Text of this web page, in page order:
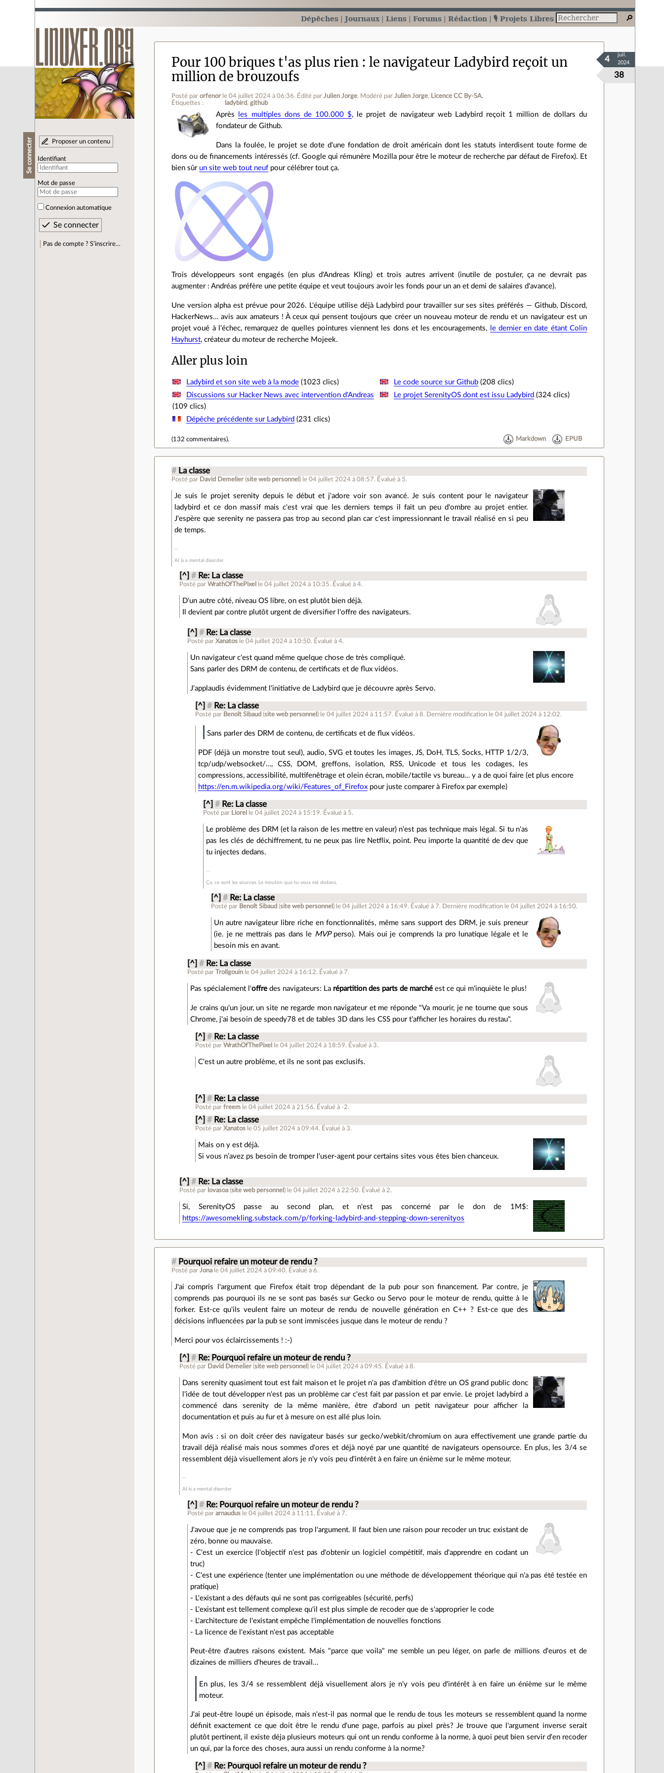
Dépêches Journaux Liens Forums Rédaction 🎙️ Projets Libres
Se connecter Proposer un contenu
Identifiant
Mot de passe
Connexion automatique
Pas de compte ? S’inscrire…
Pour 100 briques t'as plus rien : le navigateur Ladybird reçoit un
million de brouzoufs
Posté parorfenor le 04 juillet 2024 à 06:36. Édité parJulien Jorge. Modéré parJulien Jorge. Licence CC By‑SA.
Étiquettes :
ladybird github
38
4
juil.
2024
Après les multiples dons de 100.000 $, le projet de navigateur web Ladybird reçoit 1 million de dollars du
fondateur de Github.
Dans la foulée, le projet se dote d'une fondation de droit américain dont les statuts interdisent toute forme de
dons ou de financements intéressés (cf. Google qui rémunère Mozilla pour être le moteur de recherche par défaut de Firefox). Et
bien sûr un site web tout neuf pour célébrer tout ça.
Trois développeurs sont engagés (en plus d'Andreas Kling) et trois autres arrivent (inutile de postuler, ça ne devrait pas
augmenter : Andréas préfère une petite équipe et veut toujours avoir les fonds pour un an et demi de salaires d'avance).
Une version alpha est prévue pour 2026. L'équipe utilise déjà Ladybird pour travailler sur ses sites préférés — Github, Discord,
HackerNews… avis aux amateurs ! À ceux qui pensent toujours que créer un nouveau moteur de rendu et un navigateur est un
projet voué à l'échec, remarquez de quelles pointures viennent les dons et les encouragements,
le dernier en date étant Colin
Hayhurst, créateur du moteur de recherche Mojeek.
Aller plus loin
Ladybird et son site web à la mode(1023 clics) Le code source sur Github (208 clics)
Discussions sur Hacker News avec intervention d'Andreas
(109 clics)
Le projet SerenityOS dont est issu Ladybird (324 clics)
Dépêche précédente sur Ladybird (231 clics)
(132 commentaires). Markdown EPUB
# La classe
Posté par David Demelier (site web personnel ) le 04 juillet 2024 à 08:57. Évalué à 5.
Je suis le projet serenity depuis le début et j'adore voir son avancé. Je suis content pour le navigateur
ladybird et ce don massif mais c'est vrai que les derniers temps il fait un peu d'ombre au projet entier.
J'espère que serenity ne passera pas trop au second plan car c'est impressionnant le travail réalisé en si peu
de temps.
AI is a mental disorder
[^] # Re: La classe
Posté parWrathOfThePixel le 04 juillet 2024 à 10:35. Évalué à4.
D'un autre côté, niveau OS libre, on est plutôt bien déjà.
Il devient par contre plutôt urgent de diversifier l'offre des navigateurs.
[^] # Re: La classe
Posté par Xanatos le 04 juillet 2024 à 10:50. Évalué à4.
Un navigateur c'est quand même quelque chose de très compliqué.
Sans parler des DRM de contenu, de certificats et de flux vidéos.
J'applaudis évidemment l'initiative de Ladybird que je découvre après Servo.
[^] # Re: La classe
Posté par Benoît Sibaud (site web personnel ) le 04 juillet 2024 à 11:57. Évalué à8. Dernière modification le 04 juillet 2024 à 12:02.
Sans parler des DRM de contenu, de certificats et de flux vidéos.
PDF (déjà un monstre tout seul), audio, SVG et toutes les images, JS, DoH, TLS, Socks, HTTP 1/2/3,
tcp/udp/websocket/…, CSS, DOM, greffons, isolation, RSS, Unicode et tous les codages, les
compressions, accessibilité, multifenêtrage et olein écran, mobile/tactile vs bureau… y a de quoi faire (et plus encore
https://en.m.wikipedia.org/wiki/Features_of_Firefox pour juste comparer à Firefox par exemple)
[^] # Re: La classe
Posté par Liorel le 04 juillet 2024 à 15:19. Évalué à 5.
Le problème des DRM (et la raison de les mettre en valeur) n'est pas technique mais légal. Si tu n'as
pas les clés de déchiffrement, tu ne peux pas lire Netflix, point. Peu importe la quantité de dev que
tu injectes dedans.
Ça, ce sont les sources. Le mouton que tu veux est dedans.
[^] # Re: La classe
Posté par Benoît Sibaud (site web personnel ) le 04 juillet 2024 à 16:49. Évalué à7. Dernière modification le 04 juillet 2024 à 16:50.
Un autre navigateur libre riche en fonctionnalités, même sans support des DRM, je suis preneur
(ie. je ne mettrais pas dans le MVPperso). Mais oui je comprends la pro lunatique légale et le
besoin mis en avant.
[^] # Re: La classe
Posté parTrollgouin le 04 juillet 2024 à 16:12. Évalué à7.
Pas spécialement l'offre des navigateurs: La répartition des parts de marché est ce qui m'inquiète le plus!
Je crains qu'un jour, un site ne regarde mon navigateur et me réponde "Va mourir, je ne tourne que sous
Chrome, j'ai besoin de speedy78 et de tables 3D dans les CSS pour t'afficher les horaires du restau".
[^] # Re: La classe
Posté parWrathOfThePixel le 04 juillet 2024 à 18:59. Évalué à 3.
C'est un autre problème, et ils ne sont pas exclusifs.
[^] # Re: La classe
Posté parfreem le 04 juillet 2024 à 21:56. Évalué à -2.
[^] # Re: La classe
Posté par Xanatos le 05 juillet 2024 à 09:44. Évalué à 3.
Mais on y est déjà.
Si vous n’avez ps besoin de tromper l'user-agent pour certains sites vous êtes bien chanceux.
[^] # Re: La classe
Posté par lovasoa (site web personnel ) le 04 juillet 2024 à 22:50. Évalué à 2.
Si, SerenityOS passe au second plan, et n'est pas concerné par le don de 1M$:
https://awesomekling.substack.com/p/forking-ladybird-and-stepping-down-serenityos
# Pourquoi refaire un moteur de rendu ?
Posté parJona le 04 juillet 2024 à 09:40. Évalué à6.
J'ai compris l'argument que Firefox était trop dépendant de la pub pour son financement. Par contre, je
comprends pas pourquoi ils ne se sont pas basés sur Gecko ou Servo pour le moteur de rendu, quitte à le
forker. Est-ce qu'ils veulent faire un moteur de rendu de nouvelle génération en C++ ? Est-ce que des
décisions influencées par la pub se sont immiscées jusque dans le moteur de rendu ?
Merci pour vos éclaircissements ! :-)
[^] # Re: Pourquoi refaire un moteur de rendu ?
Posté par David Demelier (site web personnel ) le 04 juillet 2024 à 09:45. Évalué à8.
Dans serenity quasiment tout est fait maison et le projet n'a pas d'ambition d'être un OS grand public donc
l'idée de tout développer n'est pas un problème car c'est fait par passion et par envie. Le projet ladybird a
commencé dans serenity de la même manière, être d'abord un petit navigateur pour afficher la
documentation et puis au fur et à mesure on est allé plus loin.
Mon avis : si on doit créer des navigateur basés sur gecko/webkit/chromium on aura effectivement une grande partie du
travail déjà réalisé mais nous sommes d'ores et déjà noyé par une quantité de navigateurs opensource. En plus, les 3/4 se
ressemblent déjà visuellement alors je n'y vois peu d'intérêt à en faire un énième sur le même moteur.
AI is a mental disorder
[^] # Re: Pourquoi refaire un moteur de rendu ?
Posté pararnaudus le 04 juillet 2024 à 11:11 . Évalué à7.
J'avoue que je ne comprends pas trop l'argument. Il faut bien une raison pour recoder un truc existant de
zéro, bonne ou mauvaise.
- C'est un exercice (l'objectif n'est pas d'obtenir un logiciel compétitif, mais d'apprendre en codant un
truc)
- C'est une expérience (tenter une implémentation ou une méthode de développement théorique qui n'a pas été testée en
pratique)
- L'existant a des défauts qui ne sont pas corrigeables (sécurité, perfs)
- L'existant est tellement complexe qu'il est plus simple de recoder que de s'approprier le code
- L'architecture de l'existant empêche l'implémentation de nouvelles fonctions
- La licence de l'existant n'est pas acceptable
Peut-être d'autres raisons existent. Mais "parce que voila" me semble un peu léger, on parle de millions d'euros et de
dizaines de milliers d'heures de travail…
En plus, les 3/4 se ressemblent déjà visuellement alors je n'y vois peu d'intérêt à en faire un énième sur le même
moteur.
J'ai peut-être loupé un épisode, mais n'est-il pas normal que le rendu de tous les moteurs se ressemblent quand la norme
définit exactement ce que doit être le rendu d'une page, parfois au pixel près? Je trouve que l'argument inverse serait
plutôt pertinent, il existe déja plusieurs moteurs qui ont un rendu conforme à la norme, à quoi peut bien servir d'en recoder
un qui, par la force des choses, aura aussi un rendu conforme à la norme?
[^] # Re: Pourquoi refaire un moteur de rendu ?